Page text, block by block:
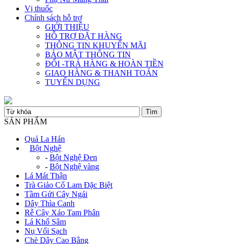
Vị thuốc
Chính sách hỗ trợ
GIỚI THIỆU
HỖ TRỢ ĐẶT HÀNG
THÔNG TIN KHUYẾN MÃI
BẢO MẬT THÔNG TIN
ĐỔI -TRẢ HÀNG & HOÀN TIỀN
GIAO HÀNG & THANH TOÁN
TUYỂN DỤNG
SẢN PHẨM
Quả La Hán
Bột Nghệ
- Bột Nghệ Đen
- Bột Nghệ vàng
Lá Mát Thận
Trà Giảo Cổ Lam Đặc Biệt
Tầm Gửi Cây Ngái
Dây Thìa Canh
Rễ Cây Xáo Tam Phân
Lá Khổ Sâm
Nụ Vối Sạch
Chè Dây Cao Bằng